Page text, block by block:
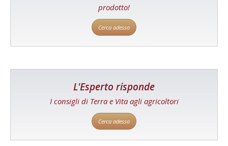
prodotto!
Cerca adesso
L'Esperto risponde
I consigli di Terra e Vita agli agricoltori
Cerca adesso